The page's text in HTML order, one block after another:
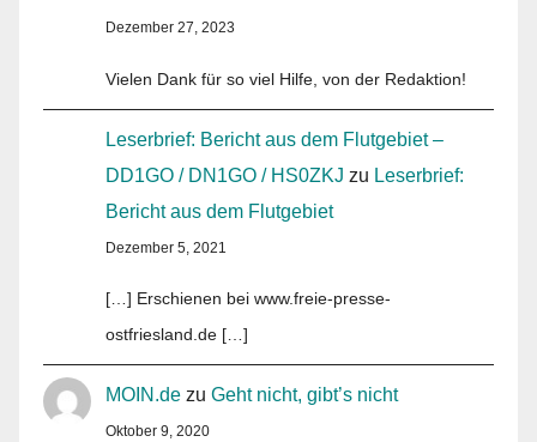
Dezember 27, 2023
Vielen Dank für so viel Hilfe, von der Redaktion!
Leserbrief: Bericht aus dem Flutgebiet –
DD1GO / DN1GO / HS0ZKJ zu Leserbrief:
Bericht aus dem Flutgebiet
Dezember 5, 2021
[…] Erschienen bei www.freie-presse-
ostfriesland.de […]
MOIN.de zu Geht nicht, gibt’s nicht
Oktober 9, 2020